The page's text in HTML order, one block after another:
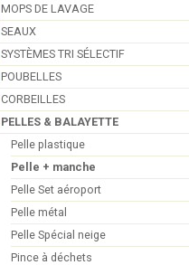
MOPS DE LAVAGE
SEAUX
SYSTÈMES TRI SÉLECTIF
POUBELLES
CORBEILLES
PELLES & BALAYETTE
Pelle plastique
Pelle + manche
Pelle Set aéroport
Pelle métal
Pelle Spécial neige
Pince à déchets
MANCHE DROIT MÉTAL